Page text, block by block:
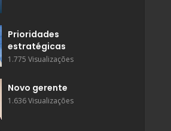
Prioridades
estratégicas
1.775 Visualizações
Novo gerente
1.636 Visualizações